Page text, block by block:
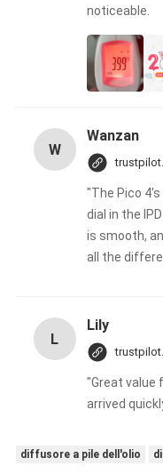
noticeable.
W
Wanzan
"The Pico
dial in the
is smooth,
all the
fantastic
manual
sweet spot
eye strain
recommend
once you dial
L
Lily
"Great value
arrived
diffusore a pile dell'olio